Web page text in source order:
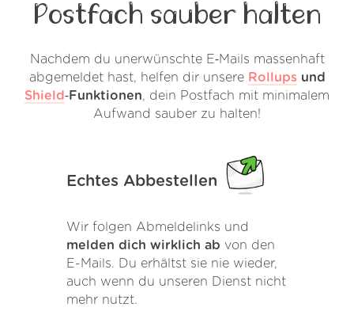
Postfach sauber halten
Nachdem du unerwünschte E‑Mails massenhaft
abgemeldet hast, helfen dir unsere Rollupsund
Shield‑Funktionen, dein Postfach mit minimalem
Aufwand sauber zu halten!
Echtes Abbestellen
Wir folgen Abmeldelinks und
melden dich wirklich ab von den
E-Mails. Du erhältst sie nie wieder,
auch wenn du unseren Dienst nicht
mehr nutzt.